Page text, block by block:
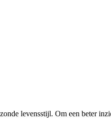
levensstijl. Om een beter